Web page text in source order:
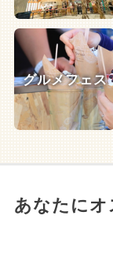
グルメフェス
あなたにオ